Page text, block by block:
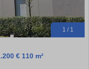
1 / 1
€ 110 m²